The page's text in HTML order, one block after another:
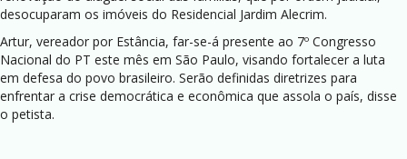
desocuparam os imóveis do Residencial Jardim Alecrim.
Artur, vereador por Estância, far-se-á presente ao 7º Congresso
Nacional do PT este mês em São Paulo, visando fortalecer a luta
em defesa do povo brasileiro. Serão definidas diretrizes para
enfrentar a crise democrática e econômica que assola o país, disse
o petista.